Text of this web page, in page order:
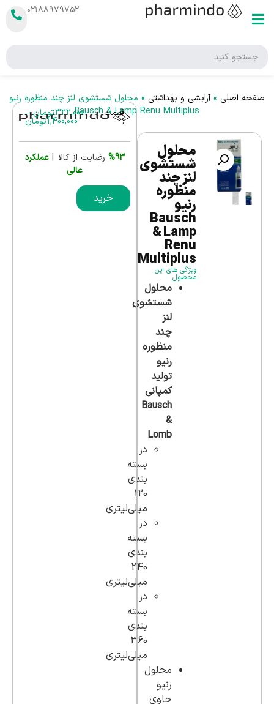
۰۲۱۸۸۹۷۹۷۵۲
صفحه اصلی »آرایشی و بهداشتی » محلول شستشوی لنز چند منظوره رنیو
Bausch & Lamp Renu Multiplus
محلول
شستشوی
لنز چند
منظوره
رنیو
Bausch
& Lamp
Renu
Multiplus
ویژگی های این
محصول
محلول
شستشوی
لنز
چند
منظوره
رنیو
تولید
کمپانی
Bausch
&
Lomb
در
بسته
بندی
120
میلی‌لیتری
در
بسته
بندی
240
میلی‌لیتری
در
بسته
بندی
360
میلی‌لیتری
محلول
رنیو
حاوی
قیمت
:
322,000تومان –
1,400,000تومان
%93 رضایت از کالا | عملکرد
عالی
خرید